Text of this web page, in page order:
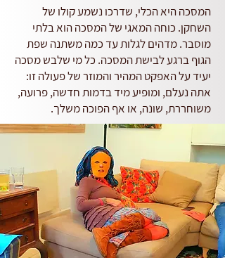
המסכה היא הכלי, שדרכו נשמע קולו של
השחקן. כוחה המאגי של המסכה הוא בלתי
מוסבר. מדהים לגלות עד כמה משתנה שפת
הגוף ברגע לבישת המסכה. כל מי שלבש מסכה
יעיד על האפקט המהיר והמוזר של פעולה זו:
אתה נעלם, ומופיע מיד בדמות חדשה, פרועה,
משוחררת, שונה, או אף הפוכה משלך.